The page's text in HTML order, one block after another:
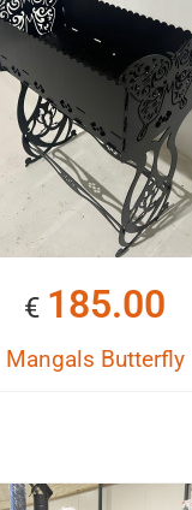
€ 185.00
Mangals Butterfly